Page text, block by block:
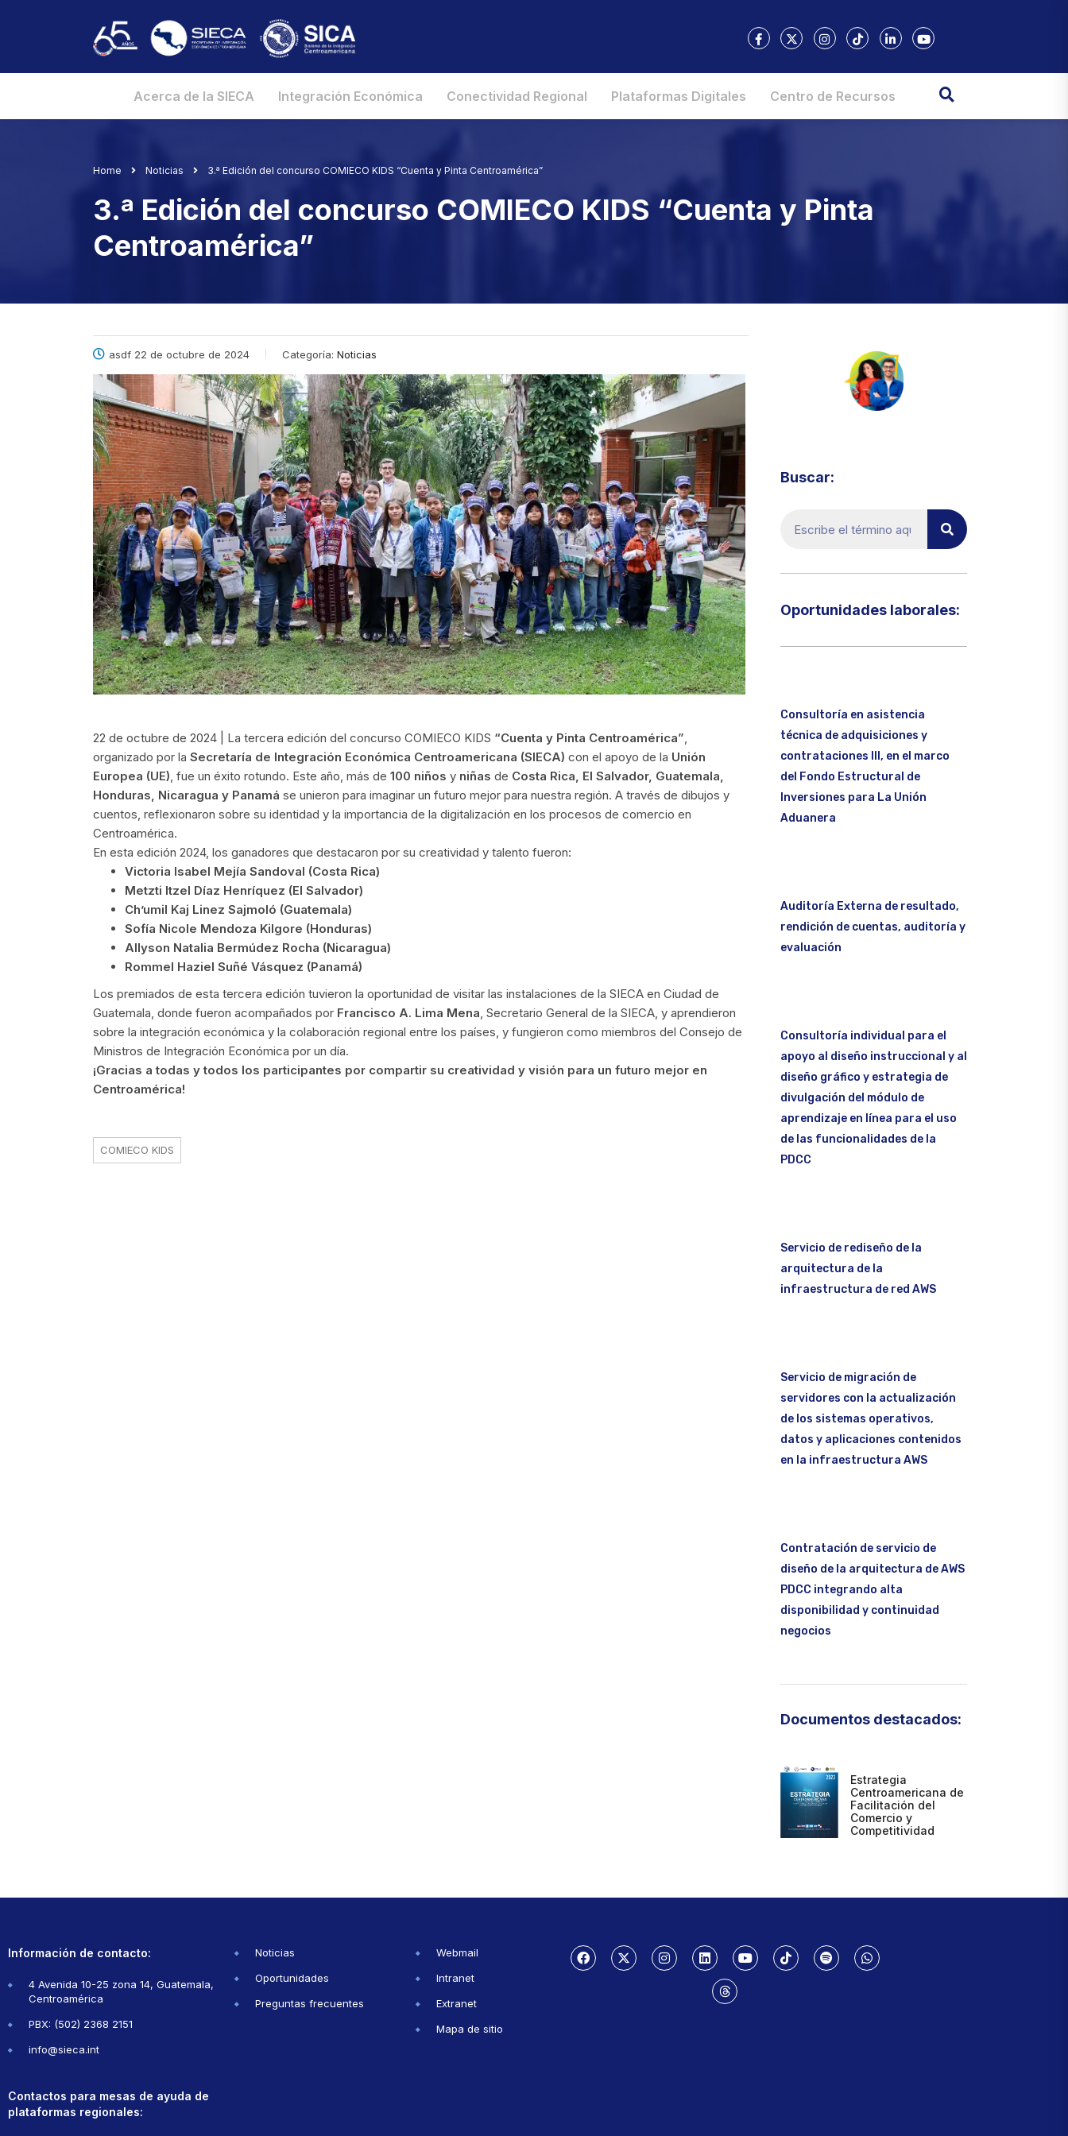
Acerca de la SIECA Integración Económica Conectividad Regional Plataformas Digitales Centro de Recursos
Home Noticias 3.ª Edición del concurso COMIECO KIDS “Cuenta y Pinta Centroamérica”
3.ª Edición del concurso COMIECO KIDS “Cuenta y Pinta
Centroamérica”
asdf 22 de octubre de 2024 Categoría: Noticias
22 de octubre de 2024 | La tercera edición del concurso COMIECO KIDS “Cuenta y Pinta Centroamérica”,
organizado por la Secretaría de Integración Económica Centroamericana (SIECA) con el apoyo de la Unión
Europea (UE), fue un éxito rotundo. Este año, más de 100 niños y niñas de Costa Rica, El Salvador, Guatemala,
Honduras, Nicaragua y Panamá se unieron para imaginar un futuro mejor para nuestra región. A través de dibujos y
cuentos, reflexionaron sobre su identidad y la importancia de la digitalización en los procesos de comercio en
Centroamérica.
En esta edición 2024, los ganadores que destacaron por su creatividad y talento fueron:
Victoria Isabel Mejía Sandoval (Costa Rica)
Metzti Itzel Díaz Henríquez (El Salvador)
Ch’umil Kaj Linez Sajmoló (Guatemala)
Sofía Nicole Mendoza Kilgore (Honduras)
Allyson Natalia Bermúdez Rocha (Nicaragua)
Rommel Haziel Suñé Vásquez (Panamá)
Los premiados de esta tercera edición tuvieron la oportunidad de visitar las instalaciones de la SIECA en Ciudad de
Guatemala, donde fueron acompañados por Francisco A. Lima Mena, Secretario General de la SIECA, y aprendieron
sobre la integración económica y la colaboración regional entre los países, y fungieron como miembros del Consejo de
Ministros de Integración Económica por un día.
¡Gracias a todas y todos los participantes por compartir su creatividad y visión para un futuro mejor en
Centroamérica!
COMIECO KIDS
Buscar:
Oportunidades laborales:​
Consultoría en asistencia
técnica de adquisiciones y
contrataciones III, en el marco
del Fondo Estructural de
Inversiones para La Unión
Aduanera
Auditoría Externa de resultado,
rendición de cuentas, auditoría y
evaluación
Consultoría individual para el
apoyo al diseño instruccional y al
diseño gráfico y estrategia de
divulgación del módulo de
aprendizaje en línea para el uso
de las funcionalidades de la
PDCC
Servicio de rediseño de la
arquitectura de la
infraestructura de red AWS
Servicio de migración de
servidores con la actualización
de los sistemas operativos,
datos y aplicaciones contenidos
en la infraestructura AWS
Contratación de servicio de
diseño de la arquitectura de AWS
PDCC integrando alta
disponibilidad y continuidad
negocios
Documentos destacados:
Estrategia
Centroamericana de
Facilitación del
Comercio y
Competitividad
Información de contacto:
4 Avenida 10-25 zona 14, Guatemala,
Centroamérica
PBX: (502) 2368 2151
info@sieca.int
Contactos para mesas de ayuda de
plataformas regionales:
Noticias
Oportunidades
Preguntas frecuentes
Webmail
Intranet
Extranet
Mapa de sitio